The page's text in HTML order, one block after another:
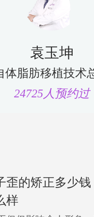
袁玉坤
体脂肪移植技术
24725人预约过
歪的矫正多少钱
样